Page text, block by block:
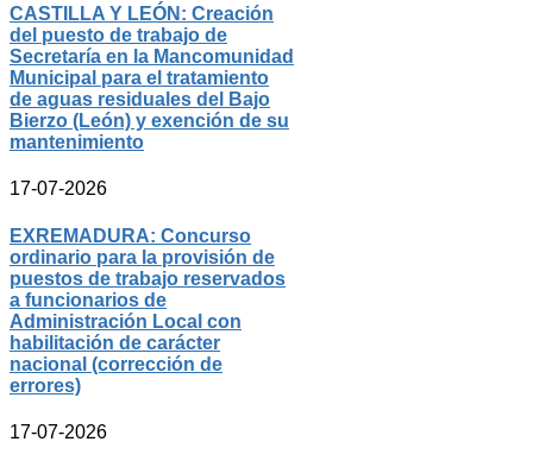
CASTILLA Y LEÓN: Creación
del puesto de trabajo de
Secretaría en la Mancomunidad
Municipal para el tratamiento
de aguas residuales del Bajo
Bierzo (León) y exención de su
mantenimiento
17-07-2026
EXREMADURA: Concurso
ordinario para la provisión de
puestos de trabajo reservados
a funcionarios de
Administración Local con
habilitación de carácter
nacional (corrección de
errores)
17-07-2026